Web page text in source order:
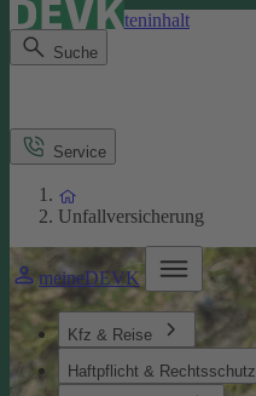
Direkt zum Seiteninhalt
Suche
meineDEVK
Kfz & Reise
Haftpflicht & Rechtsschutz
Service
Unfallversicherung